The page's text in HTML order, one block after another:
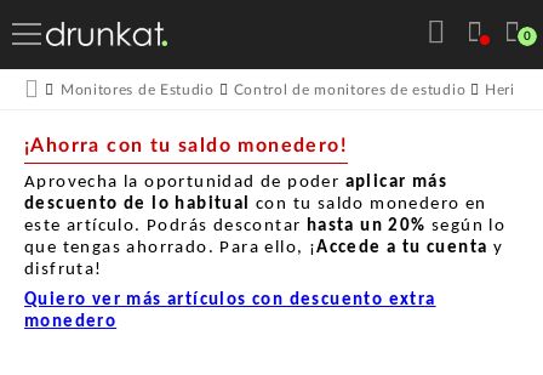
0
Monitores de Estudio Control de monitores de estudio
¡Ahorra con tu saldo monedero!
Aprovecha la oportunidad de poder aplicar más
descuento de lo habitual con tu saldo monedero en
este artículo. Podrás descontar hasta un 20% según lo
que tengas ahorrado. Para ello, ¡Accede a tu cuenta y
disfruta!
Quiero ver más artículos con descuento extra
monedero